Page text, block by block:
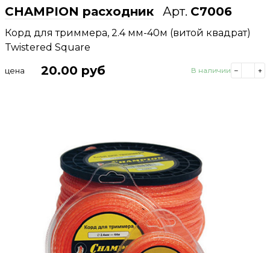
CHAMPION расходник Арт. C7006
Корд для триммера, 2.4 мм-40м (витой квадрат)
Twistered Square
цена 20.00 руб В наличии